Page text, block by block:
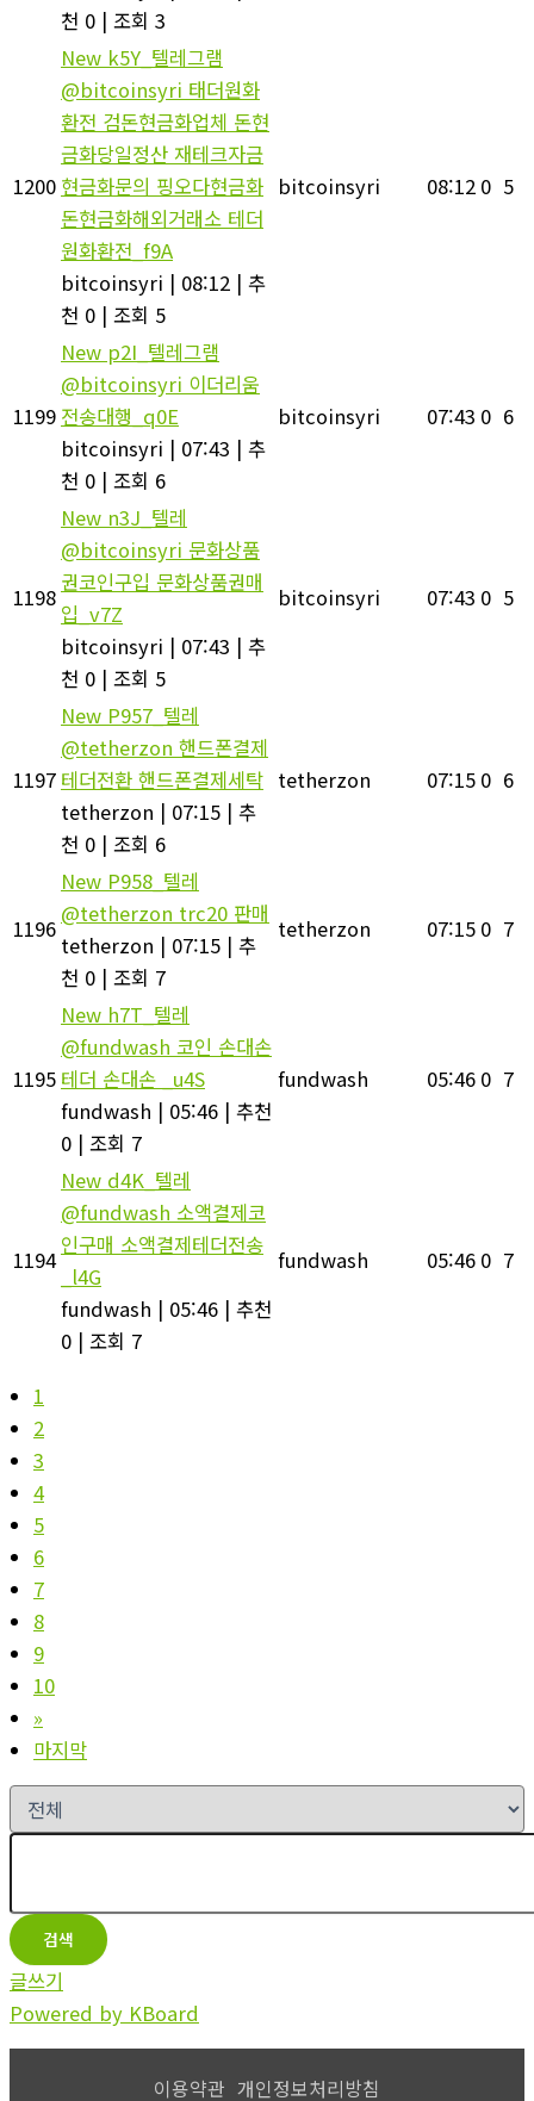
천 0 | 조회 3
1200
New k5Y_텔레그램
@bitcoinsyri 태더원화
환전 검돈현금화업체 돈현
금화당일정산 재테크자금
현금화문의 핑오다현금화
돈현금화해외거래소 테더
원화환전_f9A
bitcoinsyri | 08:12 | 추
천 0 | 조회 5
bitcoinsyri 08:12 0 5
1199
New p2I_텔레그램
@bitcoinsyri 이더리움
전송대행_q0E
bitcoinsyri | 07:43 | 추
천 0 | 조회 6
bitcoinsyri 07:43 0 6
1198
New n3J_텔레
@bitcoinsyri 문화상품
권코인구입 문화상품권매
입_v7Z
bitcoinsyri | 07:43 | 추
천 0 | 조회 5
bitcoinsyri 07:43 0 5
1197
New P957_텔레
@tetherzon 핸드폰결제
테더전환 핸드폰결제세탁
tetherzon | 07:15 | 추
천 0 | 조회 6
tetherzon 07:15 0 6
1196
New P958_텔레
@tetherzon trc20 판매
tetherzon | 07:15 | 추
천 0 | 조회 7
tetherzon 07:15 0 7
1195
New h7T_텔레
@fundwash 코인 손대손
테더 손대손 _u4S
fundwash | 05:46 | 추천
0 | 조회 7
fundwash 05:46 0 7
1194
New d4K_텔레
@fundwash 소액결제코
인구매 소액결제테더전송
_l4G
fundwash | 05:46 | 추천
0 | 조회 7
fundwash 05:46 0 7
1
2
3
4
5
6
7
8
9
10
»
마지막
검색
글쓰기
Powered by KBoard
이용약관 개인정보처리방침